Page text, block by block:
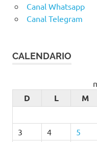
Canal Whatsapp
Canal Telegram
CALENDARIO
D L M
3
4 5